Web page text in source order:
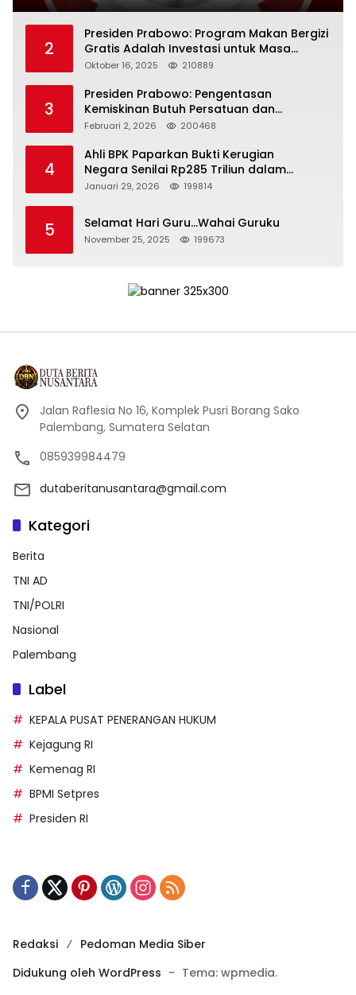
2
Presiden Prabowo: Program Makan Bergizi
Gratis Adalah Investasi untuk Masa
Depan Bangsa
Oktober 16, 2025 210889
3
Presiden Prabowo: Pengentasan
Kemiskinan Butuh Persatuan dan
Kepemimpinan yang Bertanggung Jawab
Februari 2, 2026 200468
4
Ahli BPK Paparkan Bukti Kerugian
Negara Senilai Rp285 Triliun dalam
Persidangan Korupsi PT Pertamina
Januari 29, 2026 199814
5 Selamat Hari Guru…Wahai Guruku
November 25, 2025 199673
Jalan Raflesia No 16, Komplek Pusri Borang Sako
Palembang, Sumatera Selatan
085939984479
dutaberitanusantara@gmail.com
Kategori
Berita
TNI AD
TNI/POLRI
Nasional
Palembang
Label
KEPALA PUSAT PENERANGAN HUKUM
Kejagung RI
Kemenag RI
BPMI Setpres
Presiden RI
Redaksi
Pedoman Media Siber
Didukung oleh WordPress - Tema: wpmedia.